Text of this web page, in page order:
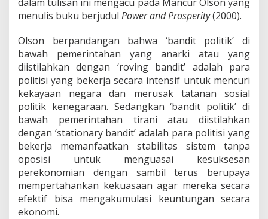
e
n
g
a
r
a
a
menulis buku berjudul Power and Prosperity(2000).
Olson berpandangan bahwa ‘bandit politik’ di
bawah pemerintahan yang anarki atau yang
diistilahkan dengan ‘roving bandit’ adalah para
politisi yang bekerja secara intensif untuk mencuri
kekayaan negara dan merusak tatanan sosial
politik kenegaraan. Sedangkan ‘bandit politik’ di
bawah pemerintahan tirani atau diistilahkan
dengan ‘stationary bandit’ adalah para politisi yang
bekerja memanfaatkan stabilitas sistem tanpa
oposisi untuk menguasai kesuksesan
perekonomian dengan sambil terus berupaya
mempertahankan kekuasaan agar mereka secara
efektif bisa mengakumulasi keuntungan secara
ekonomi.